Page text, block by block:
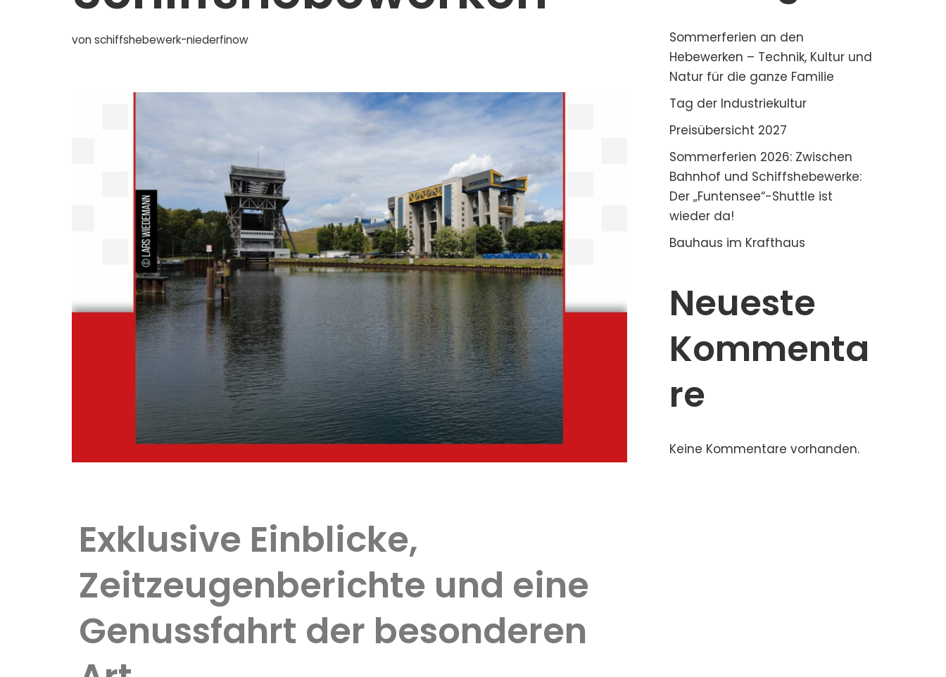
von schiffshebewerk-niederfinow
Exklusive Einblicke,
Zeitzeugenberichte und eine
Genussfahrt der besonderen
Sommerferien an den
Hebewerken – Technik, Kultur und
Natur für die ganze Familie
Tag der Industriekultur
Preisübersicht 2027
Sommerferien 2026: Zwischen
Bahnhof und Schiffshebewerke:
Der „Funtensee“-Shuttle ist
wieder da!
Bauhaus im Krafthaus
Neueste
Kommenta
re
Keine Kommentare vorhanden.